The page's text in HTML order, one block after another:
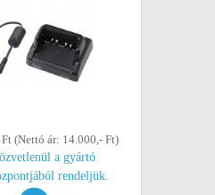
(Nettó ár: 14.000,- Ft)
a gyártó
rendeljük.